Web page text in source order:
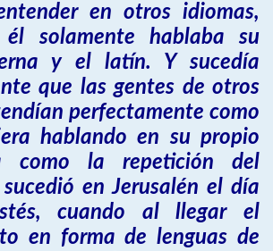
en otros idiomas,
solamente hablaba su
y el latín. Y sucedía
que las gentes de otros
perfectamente como
hablando en su propio
como la repetición del
en Jerusalén el día
cuando al llegar el
en forma de lenguas de